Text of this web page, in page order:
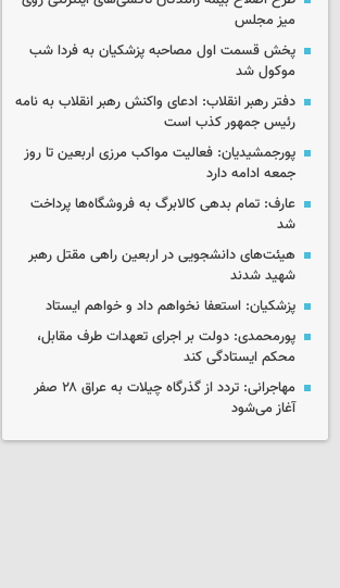
میز مجلس
پخش قسمت اول مصاحبه پزشکیان به فردا شب
موکول شد
دفتر رهبر انقلاب: ادعای واکنش رهبر انقلاب به نامه
رئیس جمهور کذب است
پورجمشیدیان: فعالیت مواکب مرزی اربعین تا روز
جمعه ادامه دارد
عارف: تمام بدهی کالابرگ به فروشگاه‌ها پرداخت
شد
هیئت‌های دانشجویی در اربعین راهی مقتل رهبر
شهید شدند
پزشکیان: استعفا نخواهم داد و خواهم ایستاد
پورمحمدی: دولت بر اجرای تعهدات طرف مقابل،
محکم ایستادگی کند
مهاجرانی: تردد از گذرگاه چیلات به عراق ۲۸ صفر
آغاز می‌شود